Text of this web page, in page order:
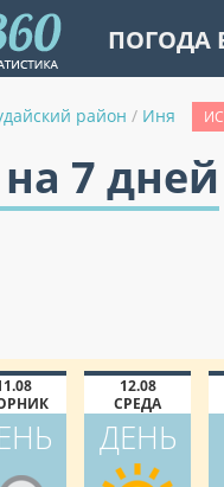
ПОГОДА
район / Иня
7 дней
12.08
СРЕДА
ДЕНЬ